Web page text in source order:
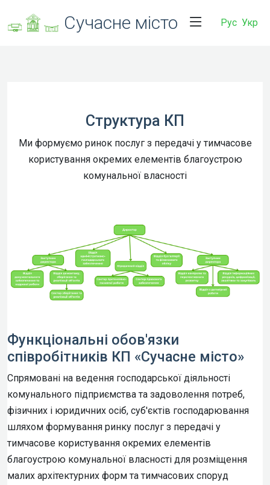
Сучасне місто Рус Укр
Структура КП
Ми формуємо ринок послуг з передачі у тимчасове
користування окремих елементів благоустрою
комунальної власності
Функціональні обов'язки
співробітників КП «Сучасне місто»
Спрямовані на ведення господарської діяльності
комунального підприємства та задоволення потреб,
фізичних і юридичних осіб, суб'єктів господарювання
шляхом формування ринку послуг з передачі у
тимчасове користування окремих елементів
благоустрою комунальної власності для розміщення
малих архітектурних форм та тимчасових споруд